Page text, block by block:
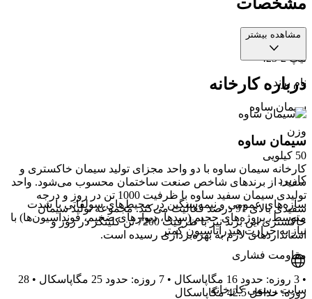
نوع
تیپ 2-425
نام برند
سیمان ساوه
وزن
50 کیلویی
کاربرد
سازه‌های عمومی و نیمه‌سنگین در محیط‌های سولفاتی با شدت
متوسط، پروژه‌های حجیم (سدها، دیوارهای ضخیم، فونداسیون‌ها) با
نیاز به حرارت هیدراتاسیون کمتر
مقاومت فشاری
• 3 روزه: حدود 16 مگاپاسکال • 7 روزه: حدود 25 مگاپاسکال • 28
روزه: حداقل 42.5 مگاپاسکال
مشاهده بیشتر
درباره کارخانه
سیمان ساوه
کارخانه سیمان ساوه با دو واحد مجزای تولید سیمان خاکستری و
سفید، از برندهای شاخص صنعت ساختمان محسوب می‌شود. واحد
تولیدی سیمان سفید ساوه با ظرفیت 1000 تن در روز و درجه
سفیدی بالای 91 درصد فعالیت می‌کند. مجموعه تولید سیمان
خاکستری این برند نیز با ظرفیت 7200 تن کلینکر در روز و
استانداردهای لازم به بهره‌برداری رسیده است.
سایت رسمی کارخانه